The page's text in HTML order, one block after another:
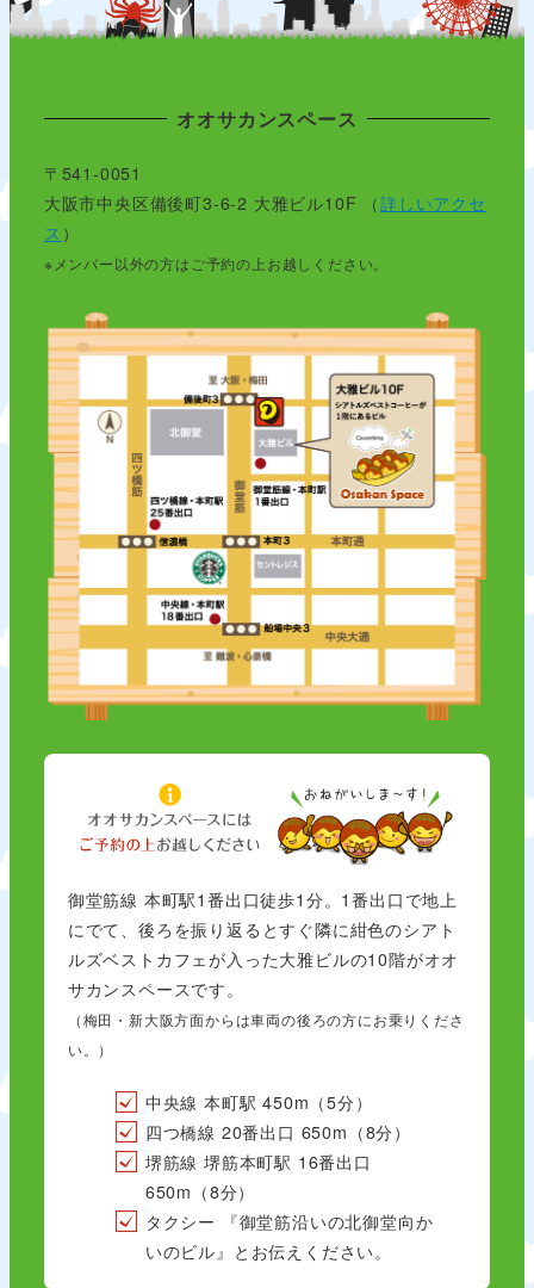
オオサカンスペース
〒541-0051
大阪市中央区備後町3-6-2 大雅ビル10F （詳しいアクセ
ス ）
※メンバー以外の方はご予約の上お越しください。
御堂筋線 本町駅1番出口徒歩1分。1番出口で地上
にでて、後ろを振り返るとすぐ隣に紺色のシアト
ルズベストカフェが入った大雅ビルの10階がオオ
サカンスペースです。
（梅田・新大阪方面からは車両の後ろの方にお乗りくださ
い。）
中央線 本町駅 450m（5分）
四つ橋線 20番出口 650m（8分）
堺筋線 堺筋本町駅 16番出口
650m（8分）
タクシー 『御堂筋沿いの北御堂向か
いのビル』とお伝えください。